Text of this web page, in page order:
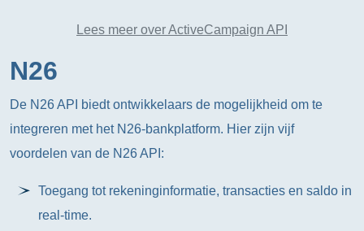
Lees meer over ActiveCampaign API
N26
De N26 API biedt ontwikkelaars de mogelijkheid om te
integreren met het N26-bankplatform. Hier zijn vijf
voordelen van de N26 API:
Toegang tot rekeninginformatie, transacties en saldo in
real-time.